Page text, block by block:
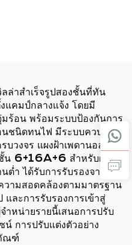
าสำเร็จรูปสองชั้นที่ทัน
แคมป์กลางแจ้ง โดยมี
ร้อน พร้อมระบบป้องกันการ
ชนิดทนไฟ มีระบบควบคุม
บวงจร แผงฝ้าเพดานอลูมิ
ชั้น 6+16A+6 สำหรับผนัง
ำ ได้รับการรับรองจาก
ามสอดคล้องตามมาตรฐาน
ละการรับรองการเข้าสู่
ำหน่ายรายนี้เสนอการปรับ
น์ การปรับแต่งตัวอย่าง
ณฑ์